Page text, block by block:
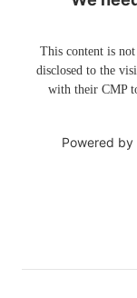
This content is
disclosed to the
with their CMP
Powered by